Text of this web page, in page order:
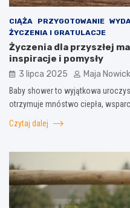
CIĄŻA PRZYGOTOWANIE
ŻYCZENIA I GRATULACJE
Życzenia dla przyszłej
inspiracje i pomysły
3 lipca 2025 Maja
Baby shower to wyjątkowa
otrzymuje mnóstwo ciepła,
Czytaj dalej